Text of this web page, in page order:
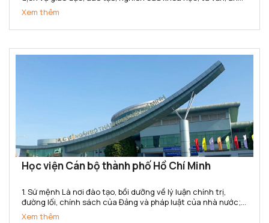
dụng và chuyển giao công nghệ đáp ứng yêu cầu công
nghiệp hóa - hiện đại hóa đất nước và hội nhập quốc...
Xem thêm
Học viện Cán bộ thành phố Hồ Chí Minh
1. Sứ mệnh Là nơi đào tạo, bồi dưỡng về lý luận chính trị,
đường lối, chính sách của Đảng và pháp luật của nhà nước;
kiến thức và kỹ năng quản lý nhà nước cho đội ngũ cán bộ,
Xem thêm